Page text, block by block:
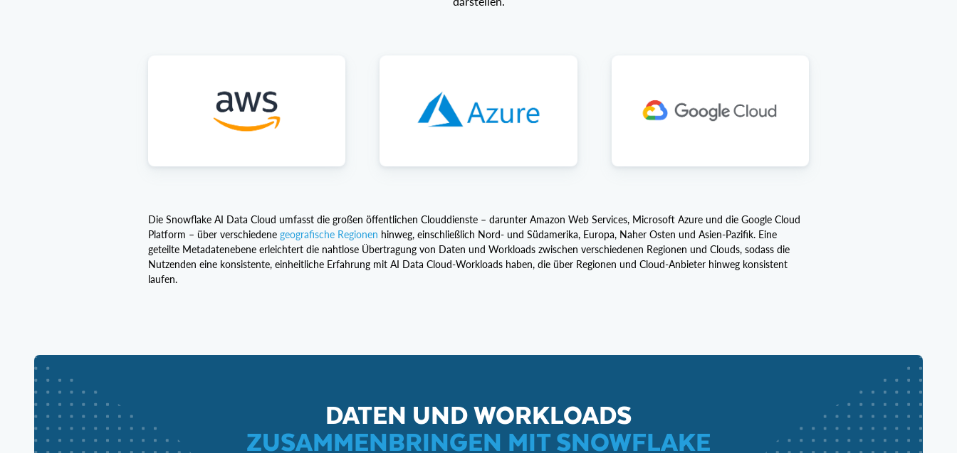
Die Snowflake AI Data Cloud umfasst die großen öffentlichen Clouddienste – darunter Amazon Web Services, Microsoft Azure und die Google Cloud
Platform – über verschiedene geografische Regionen hinweg, einschließlich Nord- und Südamerika, Europa, Naher Osten und Asien-Pazifik. Eine
geteilte Metadatenebene erleichtert die nahtlose Übertragung von Daten und Workloads zwischen verschiedenen Regionen und Clouds, sodass die
Nutzenden eine konsistente, einheitliche Erfahrung mit AI Data Cloud-Workloads haben, die über Regionen und Cloud-Anbieter hinweg konsistent
laufen.
DATEN UND WORKLOADS
ZUSAMMENBRINGEN MIT SNOWFLAKE